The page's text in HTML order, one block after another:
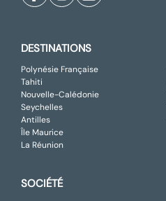
DESTINATIONS
Polynésie Française
Tahiti
Nouvelle-Calédonie
Seychelles
Antilles
Île Maurice
La Réunion
SOCIÉTÉ